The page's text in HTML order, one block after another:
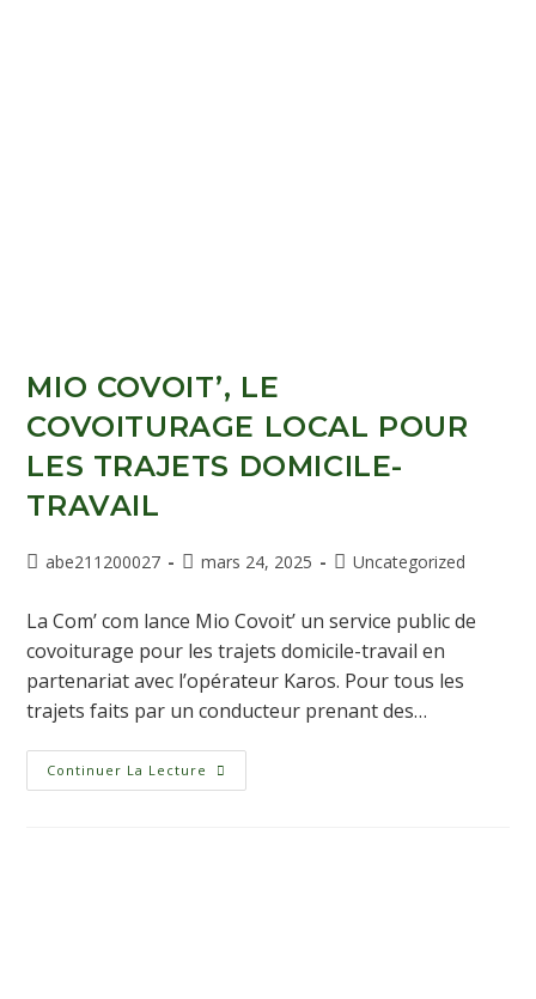
MIO COVOIT’, LE
COVOITURAGE LOCAL POUR
LES TRAJETS DOMICILE-
TRAVAIL
abe211200027 mars 24, 2025 Uncategorized
La Com’ com lance Mio Covoit’ un service public de
covoiturage pour les trajets domicile-travail en
partenariat avec l’opérateur Karos. Pour tous les
trajets faits par un conducteur prenant des…
Continuer La Lecture